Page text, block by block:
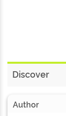
Discover
Author